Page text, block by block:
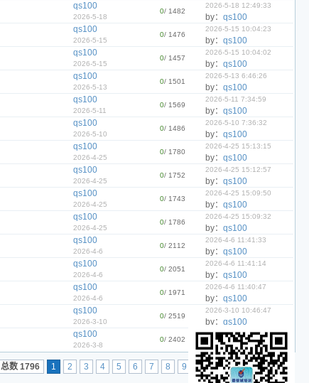
qs100
2026-5-18
0/ 1482
2026-5-18 12:49:33
by：qs100
qs100
2026-5-15
0/ 1476
2026-5-15 10:04:23
by：qs100
qs100
2026-5-15
0/ 1457
2026-5-15 10:04:02
by：qs100
qs100
2026-5-13
0/ 1501
2026-5-13 6:46:26
by：qs100
qs100
2026-5-11
0/ 1569
2026-5-11 7:34:59
by：qs100
qs100
2026-5-10
0/ 1486
2026-5-10 7:36:32
by：qs100
qs100
2026-4-25
0/ 1780
2026-4-25 15:13:15
by：qs100
qs100
2026-4-25
0/ 1752
2026-4-25 15:12:57
by：qs100
qs100
2026-4-25
0/ 1743
2026-4-25 15:09:50
by：qs100
qs100
2026-4-25
0/ 1786
2026-4-25 15:09:32
by：qs100
qs100
2026-4-6
0/ 2112
2026-4-6 11:41:33
by：qs100
qs100
2026-4-6
0/ 2051
2026-4-6 11:41:14
by：qs100
qs100
2026-4-6
0/ 1971
2026-4-6 11:40:47
by：qs100
qs100
2026-3-10
0/ 2519
2026-3-10 10:46:47
by：qs100
qs100
2026-3-8
0/ 2402
2026-3-8 10:51:16
by：qs100
总数 1796 1 2 3 4 5 6 7 8 9 10 下一页 ..90